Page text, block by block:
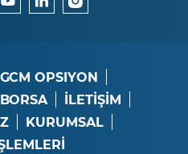
GCM OPSIYON
İLETİŞİM
KURUMSAL